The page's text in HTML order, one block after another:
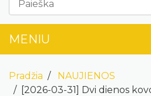
MENIU
Pradžia
NAUJIENOS
[2026-03-31] Dvi dienos